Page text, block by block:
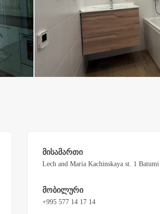
მისამართი
Lech and Maria Kachinskaya st. 1 Batumi
მობილური
+995 577 14 17 14